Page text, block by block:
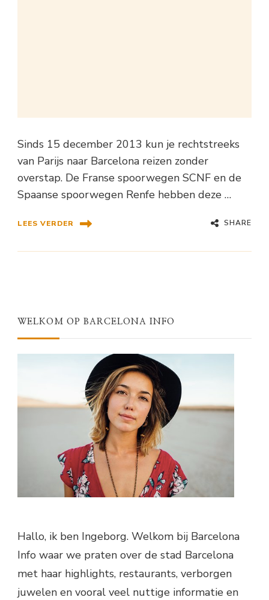
Sinds 15 december 2013 kun je rechtstreeks
van Parijs naar Barcelona reizen zonder
overstap. De Franse spoorwegen SCNF en de
Spaanse spoorwegen Renfe hebben deze …
LEES VERDER SHARE
WELKOM OP BARCELONA INFO
Hallo, ik ben Ingeborg. Welkom bij Barcelona
Info waar we praten over de stad Barcelona
met haar highlights, restaurants, verborgen
juwelen en vooral veel nuttige informatie en